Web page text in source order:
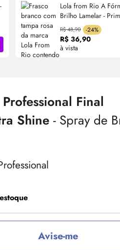
à sacola
Lola from Rio A
Brilho Lamelar -
Capilar 200ml
R$ 48,90 -24%
R$ 36,90
à vista
Final
Shine - Spray de
Avise-me